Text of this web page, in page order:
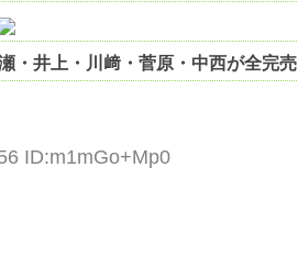
・井上・川﨑・菅原・中西が全完売
レしてる
ID:m1mGo+Mp0